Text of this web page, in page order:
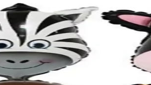
seçeneği belirlemenize yardımcı oluyoruz.
İçin Uygun
kolay kurulumu ile partilerinizi unutulmaz kılar.
ve Şık Bir Seçenek